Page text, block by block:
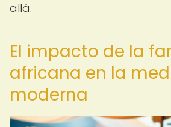
allá.
El impacto de la
africana en la
moderna